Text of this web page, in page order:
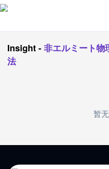
Insight-非エルミート物
法
暂